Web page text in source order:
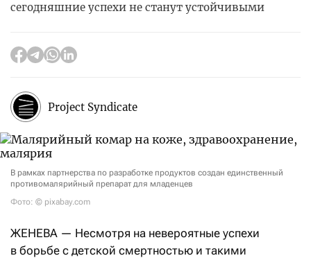
сегодняшние успехи не станут устойчивыми
Project Syndicate
В рамках партнерства по разработке продуктов создан единственный
противомалярийный препарат для младенцев
Фото: © pixabay.com
ЖЕНЕВА — Несмотря на невероятные успехи
в борьбе с детской смертностью и такими